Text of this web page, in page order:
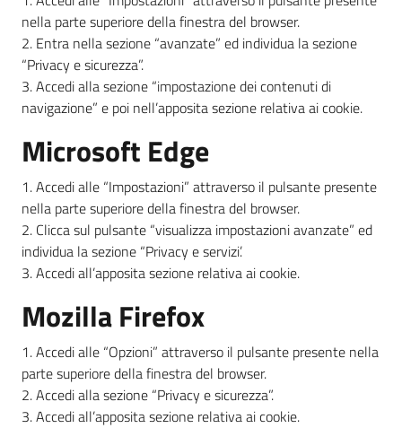
nella parte superiore della finestra del browser.
2. Entra nella sezione “avanzate” ed individua la sezione
“Privacy e sicurezza”.
3. Accedi alla sezione “impostazione dei contenuti di
navigazione” e poi nell’apposita sezione relativa ai cookie.
Microsoft Edge
1. Accedi alle “Impostazioni” attraverso il pulsante presente
nella parte superiore della finestra del browser.
2. Clicca sul pulsante “visualizza impostazioni avanzate” ed
individua la sezione “Privacy e servizi’.
3. Accedi all’apposita sezione relativa ai cookie.
Mozilla Firefox
1. Accedi alle “Opzioni” attraverso il pulsante presente nella
parte superiore della finestra del browser.
2. Accedi alla sezione “Privacy e sicurezza”.
3. Accedi all’apposita sezione relativa ai cookie.